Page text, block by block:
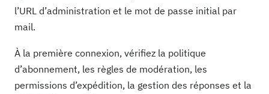
l’URL d’administration et le mot de passe initial par
mail.
À la première connexion, vérifiez la politique
d’abonnement, les règles de modération, les
permissions d’expédition, la gestion des réponses et la